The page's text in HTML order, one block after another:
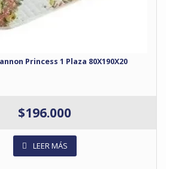
Princess 1 Plaza 80X190X20
$196.000
LEER MÁS